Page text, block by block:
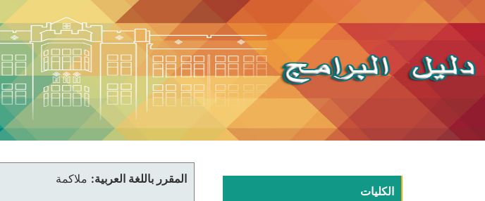
الكليات
المقرر باللغة العربية: ملاكمة